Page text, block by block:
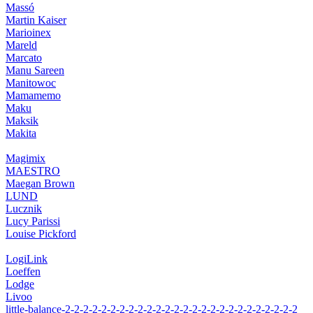
Massó
Martin Kaiser
Marioinex
Mareld
Marcato
Manu Sareen
Manitowoc
Mamamemo
Maku
Maksik
Makita
Magimix
MAESTRO
Maegan Brown
LUND
Lucznik
Lucy Parissi
Louise Pickford
LogiLink
Loeffen
Lodge
Livoo
little-balance-2-2-2-2-2-2-2-2-2-2-2-2-2-2-2-2-2-2-2-2-2-2-2-2-2-2